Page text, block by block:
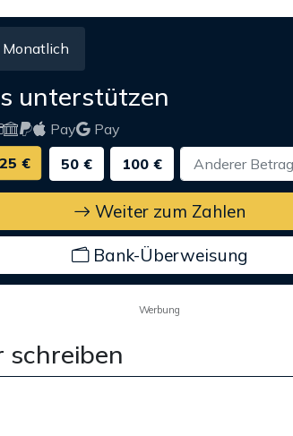
unterstützen
Pay
Pay
25 € 50 € 100 €
Weiter zum Zahlen
Bank-Überweisung
Werbung
schreiben